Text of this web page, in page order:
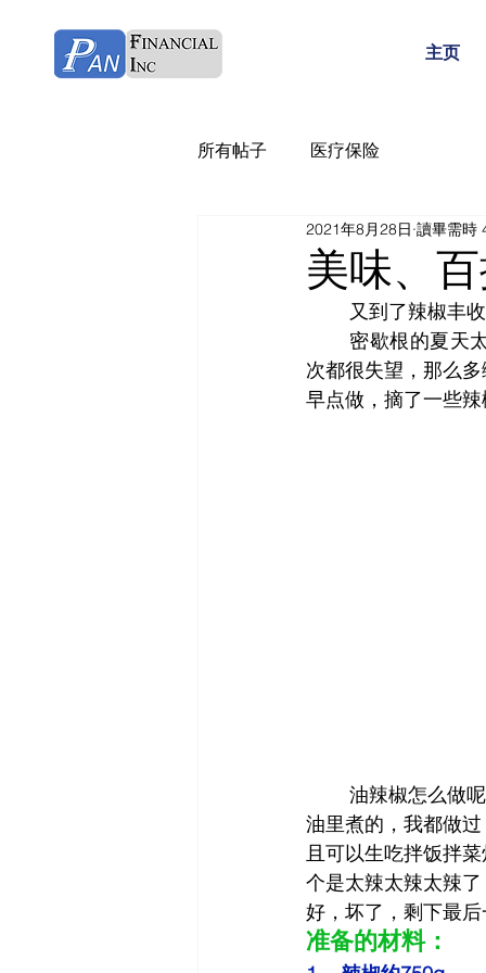
主页
所有帖子 医疗保险
美味、
2021年8月28日 讀畢需時
又到了辣椒丰
次都很失望，那么
早点做，摘了一些辣
油里煮的，我都做
且可以生吃拌饭拌
个是太辣太辣太辣
好，坏了，剩下最后
准备的材料：